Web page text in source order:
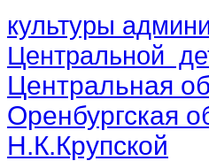
культуры
Центральной
Центральная
Оренбургская
Н.К.Крупской